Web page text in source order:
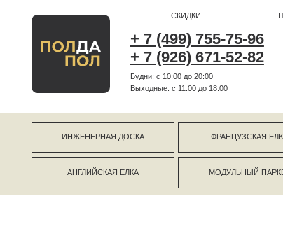
+ 7 (499) 755-75-96
+ 7 (926) 671-52-82
СКИДКИ ШОУ-РУМ
Будни: с 10:00 до 20:00
Выходные: c 11:00 до 18:00
ИНЖЕНЕРНАЯ ДОСКА
АНГЛИЙСКАЯ ЕЛКА
ФРАНЦУЗСКАЯ ЕЛКА
МОДУЛЬНЫЙ ПАРКЕТ